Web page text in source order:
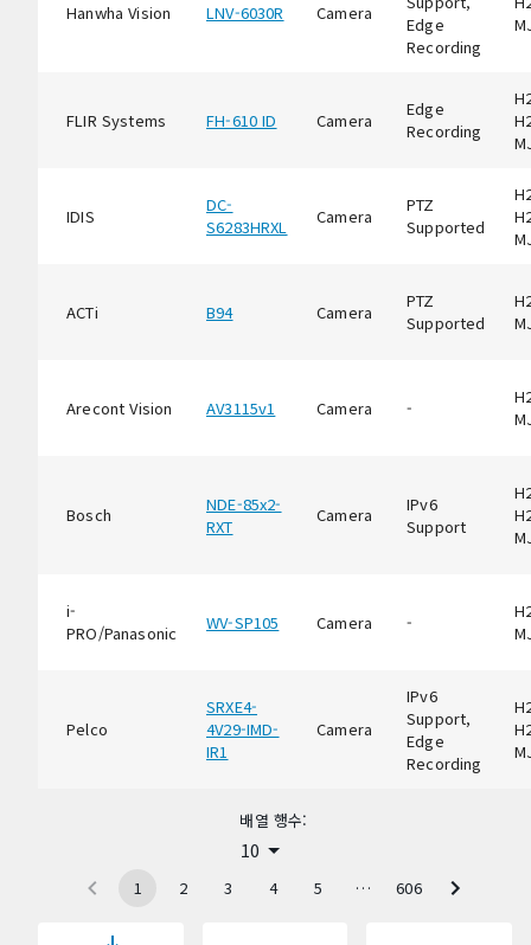
Hanwha Vision LNV-6030R Camera
Edge
Recording
FLIR Systems FH-610 ID Camera
Edge
Recording
IDIS
DC-
S6283HRXL
Camera
PTZ
Supported
ACTi B94 Camera
PTZ
Supported
Arecont Vision AV3115v1 Camera -
Bosch
NDE-85x2-
RXT
Camera
IPv6
Support
i-
PRO/Panasonic
WV-SP105 Camera -
Pelco
SRXE4-
4V29-IMD-
IR1
Camera
IPv6
Support,
Edge
Recording
배열 행수:
10
1 2 3 4 5 … 606